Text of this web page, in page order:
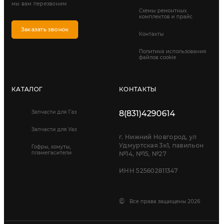
мы вам перезвоним
Заказать звонок
Схемы ремонтных
комплектов и прайс
Контакты
Политика использования
файлов cookie
КАТАЛОГ
Запчасти для Газ
Запчасти для Уаз
Гофры, хомуты,
пламегасители
КОНТАКТЫ
8(831)4290614
г. Нижний Новгород, ул
Удмуртская 3к1, павильон
№14, №15, №27
ИНН 525602811347
© Все права защищены 2026